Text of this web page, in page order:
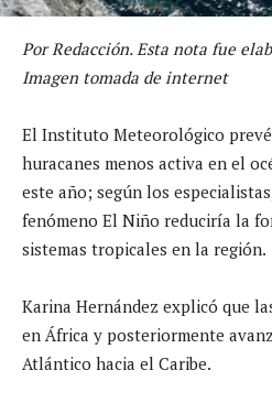
Por Redacción. Esta nota fue
Imagen tomada de internet
El Instituto Meteorológico
huracanes menos activa en el
este año; según los
fenómeno El Niño reduciría la
sistemas tropicales en la región.
Karina Hernández explicó que
en África y posteriormente
Atlántico hacia el Caribe.